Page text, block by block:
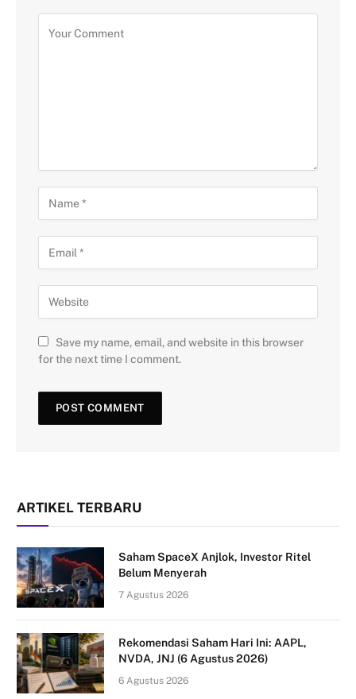
Save my name, email, and website in this browser
for the next time I comment.
ARTIKEL TERBARU
Saham SpaceX Anjlok, Investor Ritel
Belum Menyerah
7 Agustus 2026
Rekomendasi Saham Hari Ini: AAPL,
NVDA, JNJ (6 Agustus 2026)
6 Agustus 2026